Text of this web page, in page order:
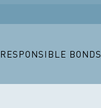
RESPONSIBLE BONDS